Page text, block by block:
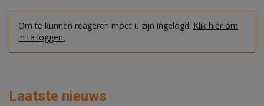
Om te kunnen reageren moet u zijn ingelogd. Klik hier om
in te loggen.
Laatste nieuws